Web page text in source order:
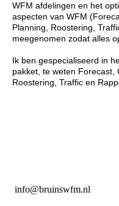
WFM afdelingen en het
aspecten van WFM
Planning, Roostering,
meegenomen zodat alles
Ik ben gespecialiseerd in
pakket, te weten Forecast,
Roostering, Traffic en
info@bruinswfm.nl